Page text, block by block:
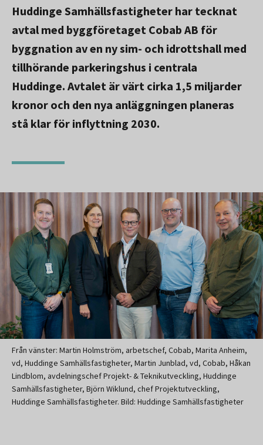
Huddinge Samhällsfastigheter har tecknat
avtal med byggföretaget Cobab AB för
byggnation av en ny sim- och idrottshall med
tillhörande parkeringshus i centrala
Huddinge. Avtalet är värt cirka 1,5 miljarder
kronor och den nya anläggningen planeras
stå klar för inflyttning 2030.
Från vänster: Martin Holmström, arbetschef, Cobab, Marita Anheim,
vd, Huddinge Samhällsfastigheter, Martin Junblad, vd, Cobab, Håkan
Lindblom, avdelningschef Projekt- & Teknikutveckling, Huddinge
Samhällsfastigheter, Björn Wiklund, chef Projektutveckling,
Huddinge Samhällsfastigheter. Bild: Huddinge Samhällsfastigheter